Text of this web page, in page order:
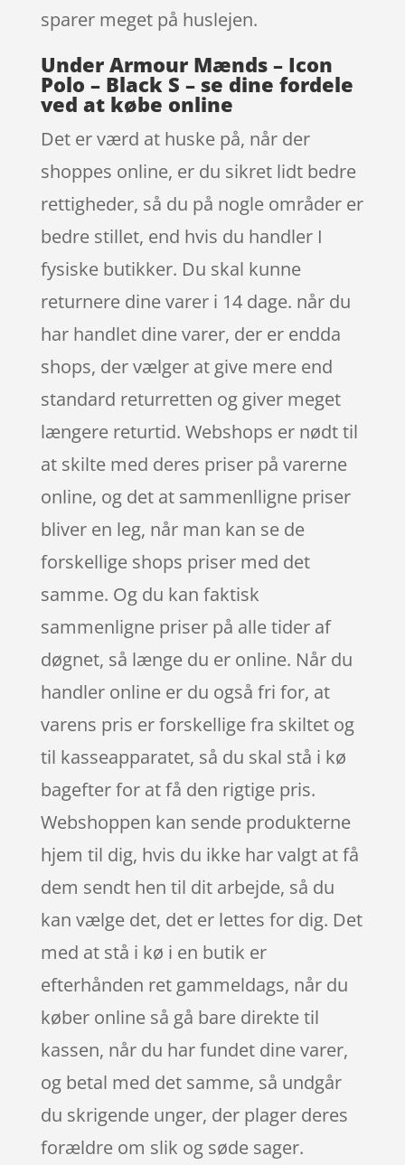
sparer meget på huslejen.
Under Armour Mænds – Icon
Polo – Black S – se dine fordele
ved at købe online
Det er værd at huske på, når der
shoppes online, er du sikret lidt bedre
rettigheder, så du på nogle områder er
bedre stillet, end hvis du handler I
fysiske butikker. Du skal kunne
returnere dine varer i 14 dage. når du
har handlet dine varer, der er endda
shops, der vælger at give mere end
standard returretten og giver meget
længere returtid. Webshops er nødt til
at skilte med deres priser på varerne
online, og det at sammenlligne priser
bliver en leg, når man kan se de
forskellige shops priser med det
samme. Og du kan faktisk
sammenligne priser på alle tider af
døgnet, så længe du er online. Når du
handler online er du også fri for, at
varens pris er forskellige fra skiltet og
til kasseapparatet, så du skal stå i kø
bagefter for at få den rigtige pris.
Webshoppen kan sende produkterne
hjem til dig, hvis du ikke har valgt at få
dem sendt hen til dit arbejde, så du
kan vælge det, det er lettes for dig. Det
med at stå i kø i en butik er
efterhånden ret gammeldags, når du
køber online så gå bare direkte til
kassen, når du har fundet dine varer,
og betal med det samme, så undgår
du skrigende unger, der plager deres
forældre om slik og søde sager.